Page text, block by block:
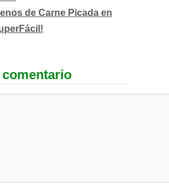
de Carne Picada en
comentario